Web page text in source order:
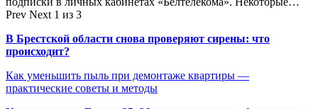
Prev Next 1 из 3
В Брестской области снова проверяют сирены: что
происходит?
Как уменьшить пыль при демонтаже квартиры —
практические советы и методы